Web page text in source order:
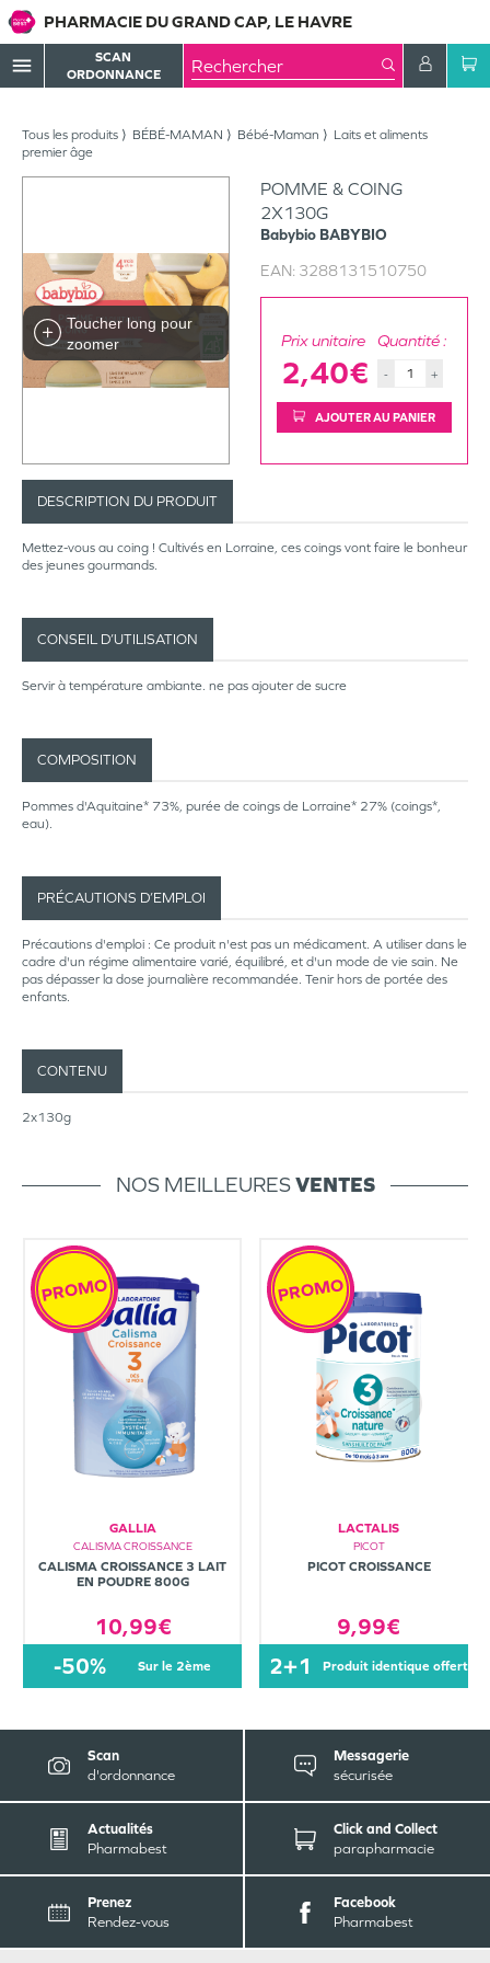
PHARMACIE DU GRAND CAP, LE HAVRE
menu
SCAN
ORDONNANCE
Tous les produits BÉBÉ-MAMAN Bébé-Maman
Laits et aliments
premier âge
Toucher long pour
zoomer
POMME & COING
2X130G
Babybio BABYBIO
EAN: 3288131510750
Prix unitaire
2,40€
Quantité :
- +
AJOUTER AU PANIER
DESCRIPTION DU PRODUIT
Mettez-vous au coing ! Cultivés en Lorraine, ces coings vont faire le bonheur
des jeunes gourmands.
CONSEIL D’UTILISATION
Servir à température ambiante. ne pas ajouter de sucre
COMPOSITION
Pommes d'Aquitaine* 73%, purée de coings de Lorraine* 27% (coings*,
eau).
PRÉCAUTIONS D’EMPLOI
Précautions d'emploi : Ce produit n'est pas un médicament. A utiliser dans le
cadre d'un régime alimentaire varié, équilibré, et d'un mode de vie sain. Ne
pas dépasser la dose journalière recommandée. Tenir hors de portée des
enfants.
CONTENU
2x130g
NOS MEILLEURESVENTES
GALLIA
CALISMA CROISSANCE
CALISMA CROISSANCE 3 LAIT
EN POUDRE 800G
10,99€
PROMO
-50% sur le 2ème
LACTALIS
PICOT
PICOT CROISSANCE
9,99€
PROMO
2+1 produit identique offert
Scan
d'ordonnance
Messagerie
sécurisée
Actualités
Pharmabest
Click and Collect
parapharmacie
Prenez
Rendez-vous
Facebook
Pharmabest